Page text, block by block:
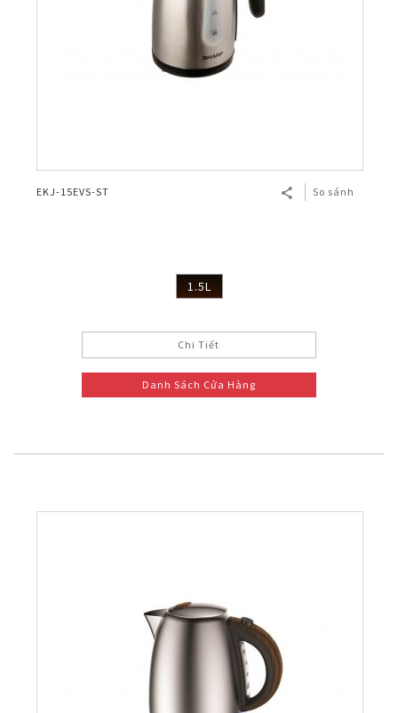
EKJ-15EVS-ST So sánh
1.5L
Chi Tiết
Danh Sách Cửa Hàng